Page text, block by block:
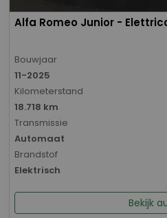
Alfa Romeo Junior -
Bouwjaar
11-2025
Kilometerstand
18.718 km
Transmissie
Automaat
Brandstof
Elektrisch
Bekijk